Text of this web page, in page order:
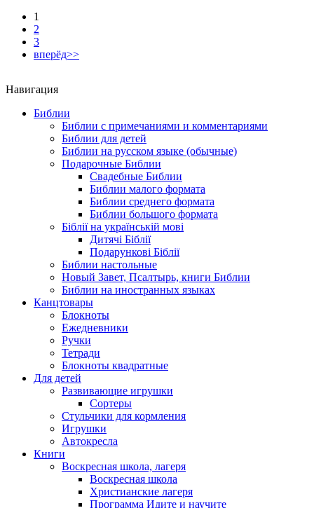
1
2
3
вперёд>>
Навигация
Библии
Библии с примечаниями и комментариями
Библии для детей
Библии на русском языке (обычные)
Подарочные Библии
Свадебные Библии
Библии малого формата
Библии среднего формата
Библии большого формата
Біблії на українській мові
Дитячі Біблії
Подарункові Біблії
Библии настольные
Новый Завет, Псалтырь, книги Библии
Библии на иностранных языках
Канцтовары
Блокноты
Ежедневники
Ручки
Тетради
Блокноты квадратные
Для детей
Развивающие игрушки
Сортеры
Стульчики для кормления
Игрушки
Автокресла
Книги
Воскресная школа, лагеря
Воскресная школа
Христианские лагеря
Программа Идите и научите